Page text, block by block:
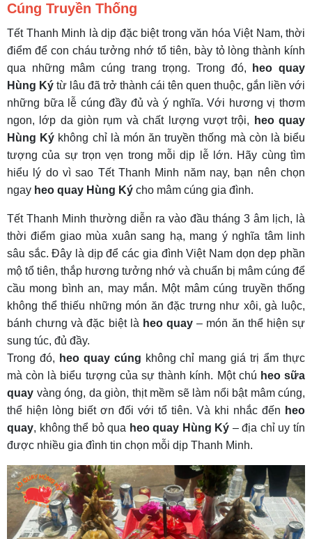
Cúng Truyền Thống
Tết Thanh Minh là dịp đặc biệt trong văn hóa Việt Nam, thời
điểm để con cháu tưởng nhớ tổ tiên, bày tỏ lòng thành kính
qua những mâm cúng trang trọng. Trong đó,
heo quay
Hùng Ký từ lâu đã trở thành cái tên quen thuộc, gắn liền với
những bữa lễ cúng đầy đủ và ý nghĩa. Với hương vị thơm
ngon, lớp da giòn rụm và chất lượng vượt trội,
heo quay
Hùng Ký không chỉ là món ăn truyền thống mà còn là biểu
tượng của sự trọn vẹn trong mỗi dịp lễ lớn. Hãy cùng tìm
hiểu lý do vì sao Tết Thanh Minh năm nay, bạn nên chọn
ngay heo quay Hùng Ký cho mâm cúng gia đình.
Tết Thanh Minh thường diễn ra vào đầu tháng 3 âm lịch, là
thời điểm giao mùa xuân sang hạ, mang ý nghĩa tâm linh
sâu sắc. Đây là dịp để các gia đình Việt Nam dọn dẹp phần
mộ tổ tiên, thắp hương tưởng nhớ và chuẩn bị mâm cúng để
cầu mong bình an, may mắn. Một mâm cúng truyền thống
không thể thiếu những món ăn đặc trưng như xôi, gà luộc,
bánh chưng và đặc biệt là heo quay– món ăn thể hiện sự
sung túc, đủ đầy.
Trong đó, heo quay cúng không chỉ mang giá trị ẩm thực
mà còn là biểu tượng của sự thành kính. Một chú heo sữa
quay vàng óng, da giòn, thịt mềm sẽ làm nổi bật mâm cúng,
thể hiện lòng biết ơn đối với tổ tiên. Và khi nhắc đến heo
quay, không thể bỏ qua heo quay Hùng Ký – địa chỉ uy tín
được nhiều gia đình tin chọn mỗi dịp Thanh Minh.